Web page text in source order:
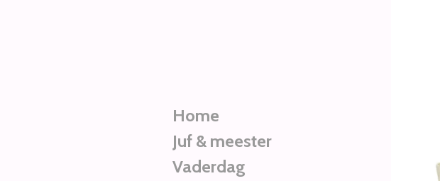
Home
Juf & meester
Vaderdag